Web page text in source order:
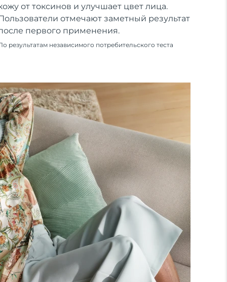
от токсинов и улучшает цвет лица.
отмечают заметный результат
первого применения.
результатам независимого потребительского теста